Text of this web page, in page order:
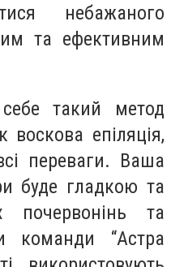
небажаного
та ефективним
такий метод
епіляція,
переваги. Ваша
буде гладкою та
почервонінь та
команди “Астра